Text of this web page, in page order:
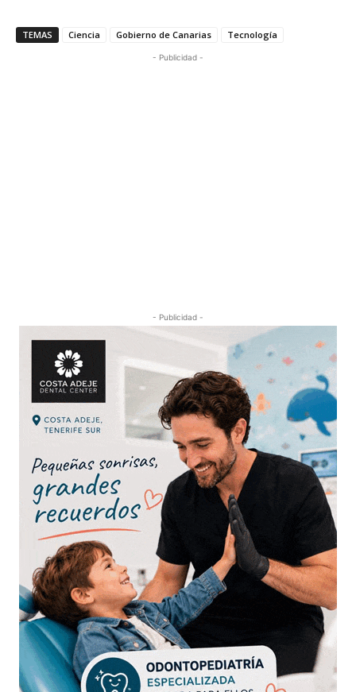
TEMAS Ciencia Gobierno de Canarias Tecnología
- Publicidad -
- Publicidad -